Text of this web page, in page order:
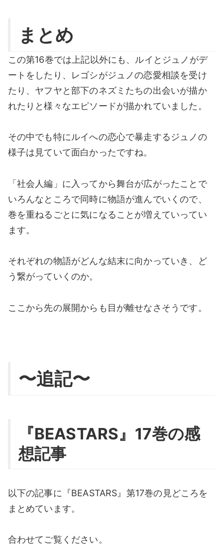
まとめ
この第16巻では上記以外にも、ルイとジュノがデ
ートをしたり、レゴシがジュノの恋愛相談を受け
たり、ヤフヤと部下のネズミたちの出会いが描か
れたりと様々なエピソードが描かれていました。
その中でも特にルイへの恋心で暴走するジュノの
様子は見ていて面白かったですね。
「社会人編」に入ってから舞台が広がったことで
いろんなところで同時に物語が進んでいくので、
巻を重ねるごとに気になることが増えていってい
ます。
それぞれの物語がどんな結末に向かっていき、ど
う繋がっていくのか。
ここから先の展開からも目が離せなさそうです。
〜追記〜
『BEASTARS』17巻の感
想記事
以下の記事に『BEASTARS』第17巻の見どころを
まとめています。
合わせてご覧ください。